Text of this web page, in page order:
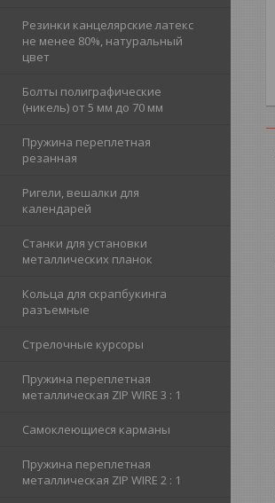
Резинки канцелярские латекс
не менее 80%, натуральный
цвет
Болты полиграфические
(никель) от 5 мм до 70 мм
Пружина переплетная
резанная
Ригели, вешалки для
календарей
Станки для установки
металлических планок
Кольца для скрапбукинга
разъемные
Стрелочные курсоры
Пружина переплетная
металлическая ZIP WIRE 3 : 1
Самоклеющиеся карманы
Пружина переплетная
металлическая ZIP WIRE 2 : 1